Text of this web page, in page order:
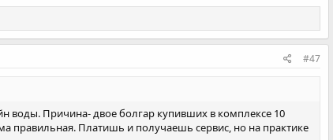
#47
воды. Причина- двое болгар купивших в комплексе 10
правильная. Платишь и получаешь сервис, но на практике